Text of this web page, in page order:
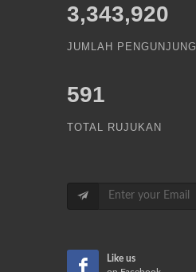
3,343,920
JUMLAH PENGUNJUNG
591
TOTAL RUJUKAN
Like us